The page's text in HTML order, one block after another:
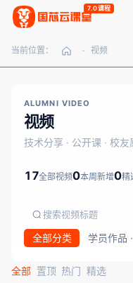
7.0课程
当前位置： - 视频
ALUMNI VIDEO
视频
技术分享 · 公开课 · 校友
17全部视频0本周新增0精
全部分类 学员作品
全部 置顶 热门 精选